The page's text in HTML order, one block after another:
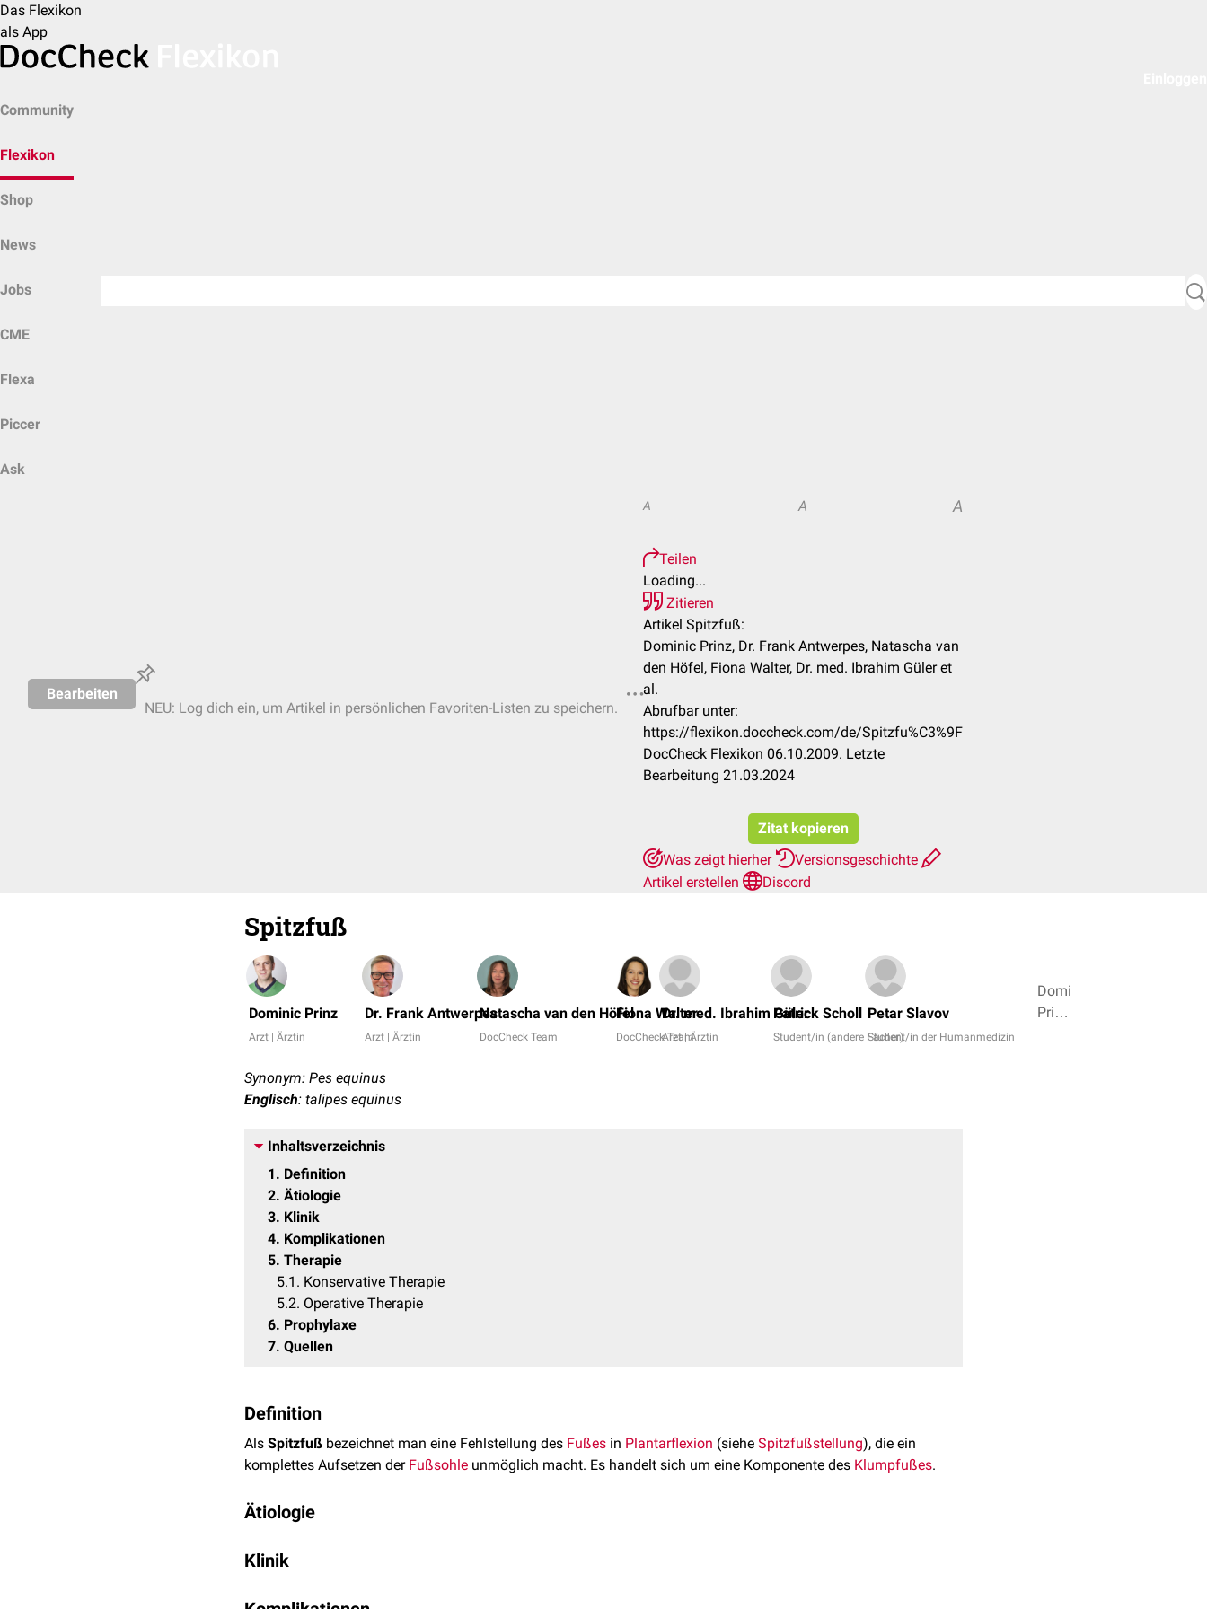
Das Flexikon
als App
Community
Flexikon
Shop
News
Jobs
CME
Flexa
Piccer
Ask
Bearbeiten
NEU: Log dich ein, um Artikel in persönlichen Favoriten-Listen zu speichern.
A A A
Teilen
Loading...
Zitieren
Artikel Spitzfuß:
Dominic Prinz, Dr. Frank Antwerpes, Natascha van
den Höfel, Fiona Walter, Dr. med. Ibrahim Güler et
al.
Abrufbar unter:
https://flexikon.doccheck.com/de/Spitzfu%C3%9F
DocCheck Flexikon 06.10.2009. Letzte
Bearbeitung 21.03.2024
Zitat kopieren
Was zeigt hierher
Versionsgeschichte
Artikel erstellen
Discord
Spitzfuß
Dominic Prinz
Arzt | Ärztin
Dr. Frank Antwerpes
Arzt | Ärztin
Natascha van den Höfel
DocCheck Team
Fiona Walter
DocCheck Team
Dr. med. Ibrahim Güler
Arzt | Ärztin
Patrick Scholl
Student/in (andere Fächer)
Petar Slavov
Student/in der Humanmedizin
Dominic
Prinz,
Synonym: Pes equinus
Englisch: talipes equinus
Inhaltsverzeichnis
1
Definition
2 Ätiologie
3 Klinik
4 Komplikationen
5 Therapie
5.1
Konservative Therapie
5.2 Operative Therapie
6 Prophylaxe
7 Quellen
Definition
Als Spitzfuß bezeichnet man eine Fehlstellung des Fußes in Plantarflexion (siehe Spitzfußstellung), die ein
komplettes Aufsetzen der Fußsohle unmöglich macht. Es handelt sich um eine Komponente des Klumpfußes.
Ätiologie
sindFehlbildungen
Klinik